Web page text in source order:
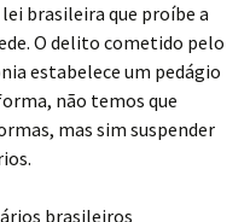
brasileira que proíbe a
O delito cometido pelo
estabelece um pedágio
não temos que
mas sim suspender
brasileiros